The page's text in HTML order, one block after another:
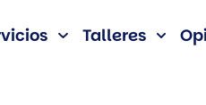
Talleres